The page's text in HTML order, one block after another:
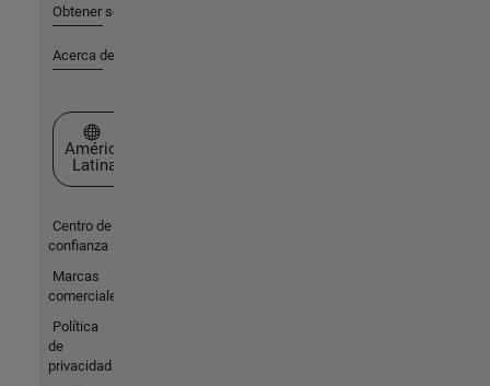
Obtener soporte
Acerca de MathWorks
Seleccione un país/idioma
América
Latina
Centro de
confianza
Marcas
comerciales
Política
de
privacidad